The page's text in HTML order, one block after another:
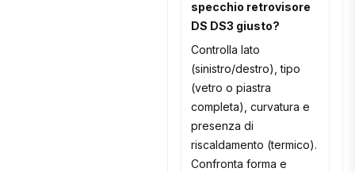
specchio retrovisore
DS DS3 giusto?
Controlla lato
(sinistro/destro), tipo
(vetro o piastra
completa), curvatura e
presenza di
riscaldamento (termico).
Confronta forma e